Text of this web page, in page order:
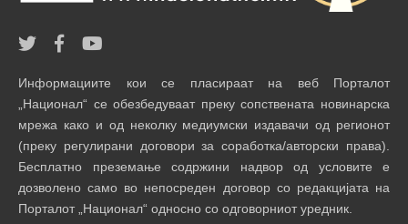
Информациите кои се пласираат на веб Порталот
„Национал“ се обезбедуваат преку сопствената новинарска
мрежа како и од неколку медиумски издавачи од регионот
(преку регулирани договори за соработка/авторски права).
Бесплатно преземање содржини надвор од условите е
дозволено само во непосреден договор со редакцијата на
Порталот „Национал“ односно со одговорниот уредник.